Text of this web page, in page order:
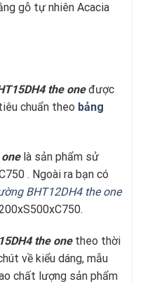
gỗ tự nhiên Acacia
the oneđược
chuẩn theo bảng
là sản phẩm sử
. Ngoài ra bạn có
BHT12DH4 the one
the onetheo thời
về kiểu dáng, mẫu
chất lượng sản phẩm